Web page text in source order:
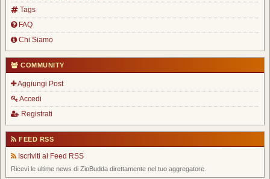
Tags
FAQ
Chi Siamo
COMMUNITY
Aggiungi Post
Accedi
Registrati
FEED RSS
Iscriviti al Feed RSS
Ricevi le ultime news di ZioBudda direttamente nel tuo aggregatore.